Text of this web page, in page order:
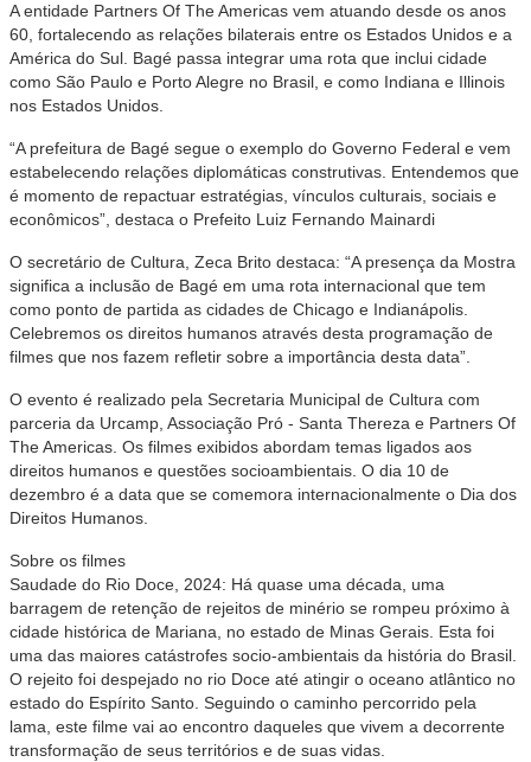
A entidade Partners Of The Americas vem atuando desde os anos
60, fortalecendo as relações bilaterais entre os Estados Unidos e a
América do Sul. Bagé passa integrar uma rota que inclui cidade
como São Paulo e Porto Alegre no Brasil, e como Indiana e Illinois
nos Estados Unidos.
“A prefeitura de Bagé segue o exemplo do Governo Federal e vem
estabelecendo relações diplomáticas construtivas. Entendemos que
é momento de repactuar estratégias, vínculos culturais, sociais e
econômicos”, destaca o Prefeito Luiz Fernando Mainardi
O secretário de Cultura, Zeca Brito destaca: “A presença da Mostra
significa a inclusão de Bagé em uma rota internacional que tem
como ponto de partida as cidades de Chicago e Indianápolis.
Celebremos os direitos humanos através desta programação de
filmes que nos fazem refletir sobre a importância desta data”.
O evento é realizado pela Secretaria Municipal de Cultura com
parceria da Urcamp, Associação Pró - Santa Thereza e Partners Of
The Americas. Os filmes exibidos abordam temas ligados aos
direitos humanos e questões socioambientais. O dia 10 de
dezembro é a data que se comemora internacionalmente o Dia dos
Direitos Humanos.
Sobre os filmes
Saudade do Rio Doce, 2024: Há quase uma década, uma
barragem de retenção de rejeitos de minério se rompeu próximo à
cidade histórica de Mariana, no estado de Minas Gerais. Esta foi
uma das maiores catástrofes socio-ambientais da história do Brasil.
O rejeito foi despejado no rio Doce até atingir o oceano atlântico no
estado do Espírito Santo. Seguindo o caminho percorrido pela
lama, este filme vai ao encontro daqueles que vivem a decorrente
transformação de seus territórios e de suas vidas.